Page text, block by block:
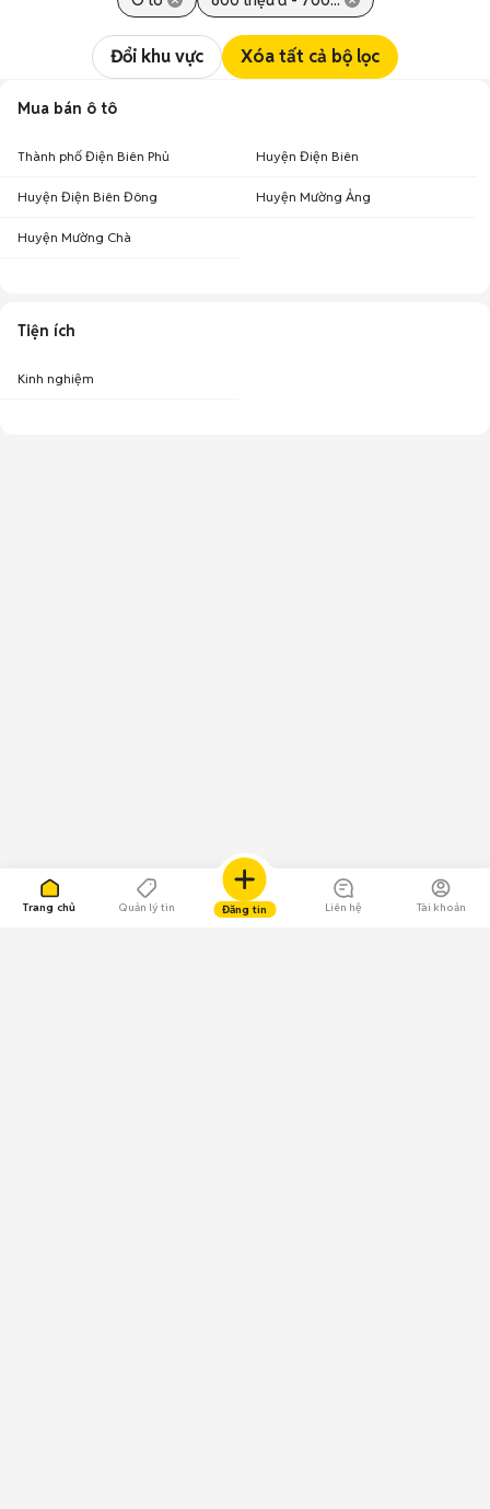
Trang chủ Quản lý tin Đăng tin Liên hệ Tài khoản
Đổi khu vực Xóa tất cả bộ lọc
Mua bán ô tô
Thành phố Điện Biên Phủ Huyện Điện Biên
Huyện Điện Biên Đông Huyện Mường Ảng
Huyện Mường Chà
Tiện ích
Kinh nghiệm